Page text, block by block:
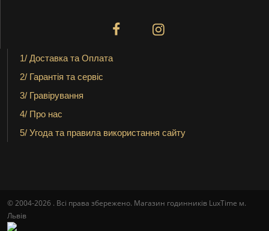
1/ Доставка та Оплата
2/ Гарантія та сервіс
3/ Гравірування
4/ Про нас
5/ Угода та правила використання сайту
© 2004-2026 . Всі права збережено. Магазин годинників LuxTime м.
Львів